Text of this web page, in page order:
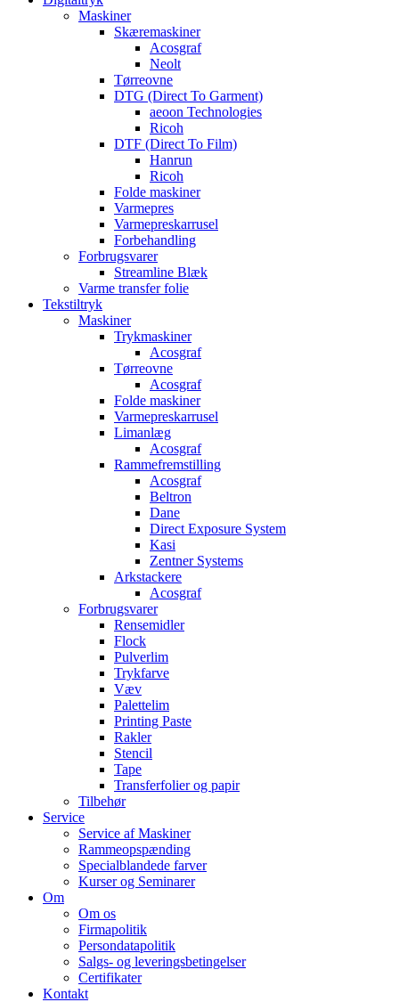
Maskiner
Skæremaskiner
Acosgraf
Neolt
Tørreovne
DTG (Direct To Garment)
aeoon Technologies
Ricoh
DTF (Direct To Film)
Hanrun
Ricoh
Folde maskiner
Varmepres
Varmepreskarrusel
Forbehandling
Forbrugsvarer
Streamline Blæk
Varme transfer folie
Tekstiltryk
Maskiner
Trykmaskiner
Acosgraf
Tørreovne
Acosgraf
Folde maskiner
Varmepreskarrusel
Limanlæg
Acosgraf
Rammefremstilling
Acosgraf
Beltron
Dane
Direct Exposure System
Kasi
Zentner Systems
Arkstackere
Acosgraf
Forbrugsvarer
Rensemidler
Flock
Pulverlim
Trykfarve
Væv
Palettelim
Printing Paste
Rakler
Stencil
Tape
Transferfolier og papir
Tilbehør
Service
Service af Maskiner
Rammeopspænding
Specialblandede farver
Kurser og Seminarer
Om
Om os
Firmapolitik
Persondatapolitik
Salgs- og leveringsbetingelser
Certifikater
Kontakt